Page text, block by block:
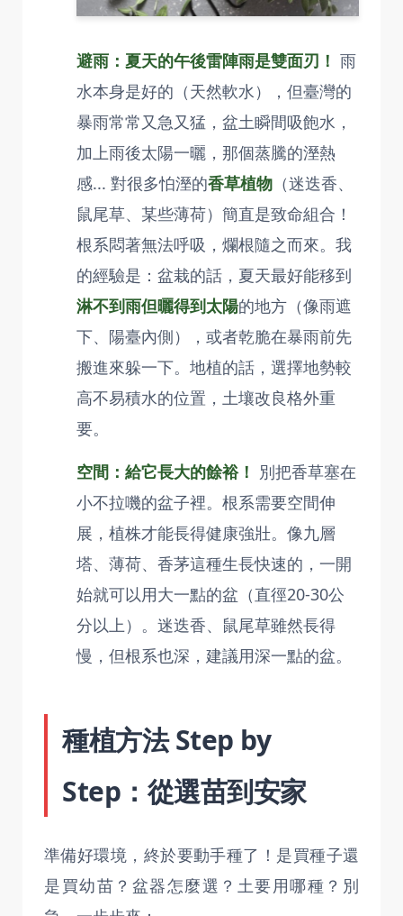
避雨：夏天的午後雷陣雨是雙面刃！ 雨
水本身是好的（天然軟水），但臺灣的
暴雨常常又急又猛，盆土瞬間吸飽水，
加上雨後太陽一曬，那個蒸騰的溼熱
感... 對很多怕溼的香草植物 （迷迭香、
鼠尾草、某些薄荷）簡直是致命組合！
根系悶著無法呼吸，爛根隨之而來。我
的經驗是：盆栽的話，夏天最好能移到
淋不到雨但曬得到太陽的地方（像雨遮
下、陽臺內側），或者乾脆在暴雨前先
搬進來躲一下。地植的話，選擇地勢較
高不易積水的位置，土壤改良格外重
要。
空間：給它長大的餘裕！ 別把香草塞在
小不拉嘰的盆子裡。根系需要空間伸
展，植株才能長得健康強壯。像九層
塔、薄荷、香茅這種生長快速的，一開
始就可以用大一點的盆（直徑20-30公
分以上）。迷迭香、鼠尾草雖然長得
慢，但根系也深，建議用深一點的盆。
種植方法 Step by
Step：從選苗到安家
準備好環境，終於要動手種了！是買種子還
是買幼苗？盆器怎麼選？土要用哪種？別